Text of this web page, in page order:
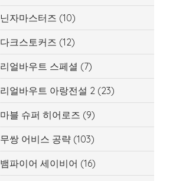
닌자마스터즈 (10)
다크스토커즈 (12)
리얼바우트 스페셜 (7)
리얼바우트 아랑전설 2(23)
마블 슈퍼 히어로즈 (9)
무쌍 어비스 공략(103)
뱀파이어 세이비어 (16)